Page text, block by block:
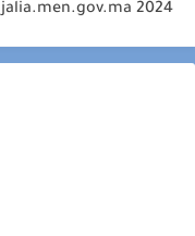
jalia.men.gov.ma 2024